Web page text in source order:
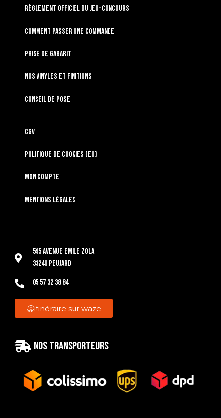
RÈGLEMENT OFFICIEL DU JEU-CONCOURS
Comment passer une commande
Prise de gabarit
Nos vinyles et finitions
Conseil de pose
CGV
Politique de cookies (EU)
Mon compte
Mentions légales
595 Avenue Emile Zola
33240 Peujard
05 57 32 38 84
itinéraire sur waze
Nos transporteurs